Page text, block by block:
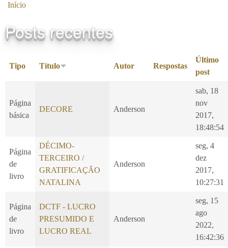
Início
Posts recentes
Tipo Título Autor Respostas
Último
post
Página
básica
DECORE Anderson
sab, 18
nov
2017,
18:48:54
Página
de
livro
DÉCIMO-
TERCEIRO /
GRATIFICAÇÃO
NATALINA
Anderson
seg, 4
dez
2017,
10:27:31
Página
de
livro
DCTF - LUCRO
PRESUMIDO E
LUCRO REAL
Anderson
seg, 15
ago
2022,
16:42:36